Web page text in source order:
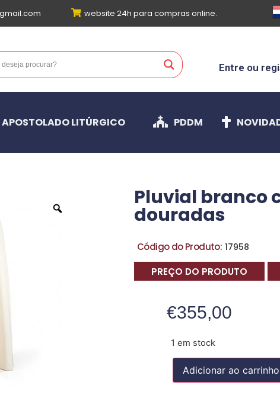
website 24h para compras online.
Entre ou
APOSTOLADO LITÚRGICO PDDM
Pluvial branco
douradas
Código do Produto: 17958
PREÇO DO PRODUTO
€355,00
1 em stock
Adicionar ao carrinho